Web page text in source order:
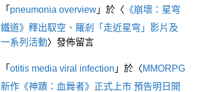
「 pneumonia overview 」於〈 《崩壞：星穹
鐵道》釋出馭空、羅剎「走近星穹」影片及
一系列活動〉發佈留言
「 otitis media viral infection 」於〈MMORPG
新作《神蹟：血舞者》正式上市 預告明日開